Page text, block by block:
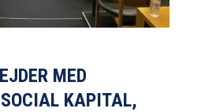
MED
KAPITAL,